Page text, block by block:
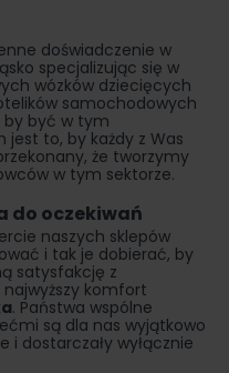
doświadczenie w
specjalizując się w
wózków dziecięcych
samochodowych
by być w tym
to, by każdy z Was
że tworzymy
w tym sektorze.
do oczekiwań
naszych sklepów
i tak je dobierać, by
satysfakcję z
komfort
. Państwa wspólne
są dla nas wyjątkowo
i dostarczały wyłącznie